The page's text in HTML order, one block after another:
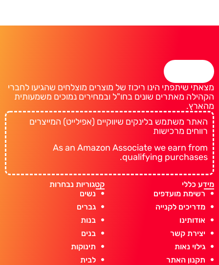
מצאתי שיתפתי הינו ריכוז של מוצרים מוצלחים שהגיעו לחברי
הקהילה מאתרים שונים בחו"ל ובמחירים נמוכים משמעותית
מהארץ.
האתר משתמש בלינקים שיווקיים (אפילייט) המייצרים
רווחים מרכישות
As an Amazon Associate we earn from
qualifying purchases.
מידע כללי
רשימת מועדפים
מדריכים לקנייה
אודותינו
יצירת קשר
גילוי נאות
תקנון האתר
קטגוריות נבחרות
נשים
גברים
בנות
בנים
תינוקות
לבית